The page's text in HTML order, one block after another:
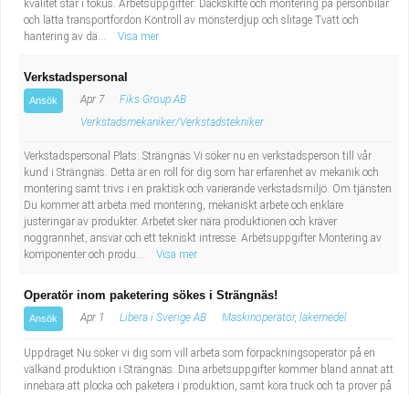
kvalitet står i fokus. Arbetsuppgifter: Däckskifte och montering på personbilar
och lätta transportfordon Kontroll av mönsterdjup och slitage Tvätt och
hantering av dä...
Visa mer
Verkstadspersonal
Ansök Apr 7
Fiks Group AB
Verkstadsmekaniker/Verkstadstekniker
Verkstadspersonal Plats: Strängnäs Vi söker nu en verkstadsperson till vår
kund i Strängnäs. Detta är en roll för dig som har erfarenhet av mekanik och
montering samt trivs i en praktisk och varierande verkstadsmiljö. Om tjänsten
Du kommer att arbeta med montering, mekaniskt arbete och enklare
justeringar av produkter. Arbetet sker nära produktionen och kräver
noggrannhet, ansvar och ett tekniskt intresse. Arbetsuppgifter Montering av
komponenter och produ...
Visa mer
Operatör inom paketering sökes i Strängnäs!
Ansök Apr 1 Libera i Sverige AB Maskinoperatör, läkemedel
Uppdraget Nu söker vi dig som vill arbeta som förpackningsoperatör på en
välkänd produktion i Strängnäs. Dina arbetsuppgifter kommer bland annat att
innebära att plocka och paketera i produktion, samt köra truck och ta prover på